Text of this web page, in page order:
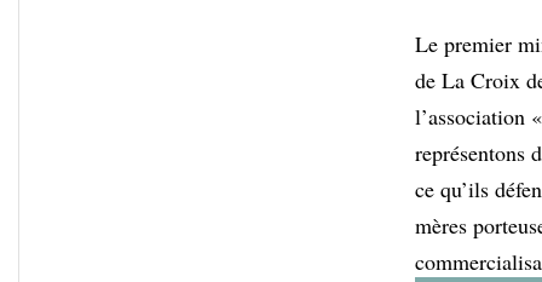
Le premier
de La Croix
l’association
représentons
ce qu’ils
mères